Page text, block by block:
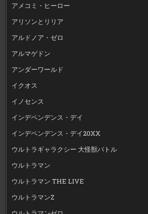
アメコミ・ヒーロー
アリソンとリリア
アルドノア・ゼロ
アルマゲドン
アンダーワールド
イクオス
イノセンス
インデペンデンス・デイ
インデペンデンス・デイ20XX
ウルトラギャラクシー 大怪獣バトル
ウルトラマン
ウルトラマン THE LIVE
ウルトラマンZ